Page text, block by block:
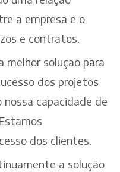
a empresa e o
e contratos.
melhor solução para
dos projetos
capacidade de
dos clientes.
a solução